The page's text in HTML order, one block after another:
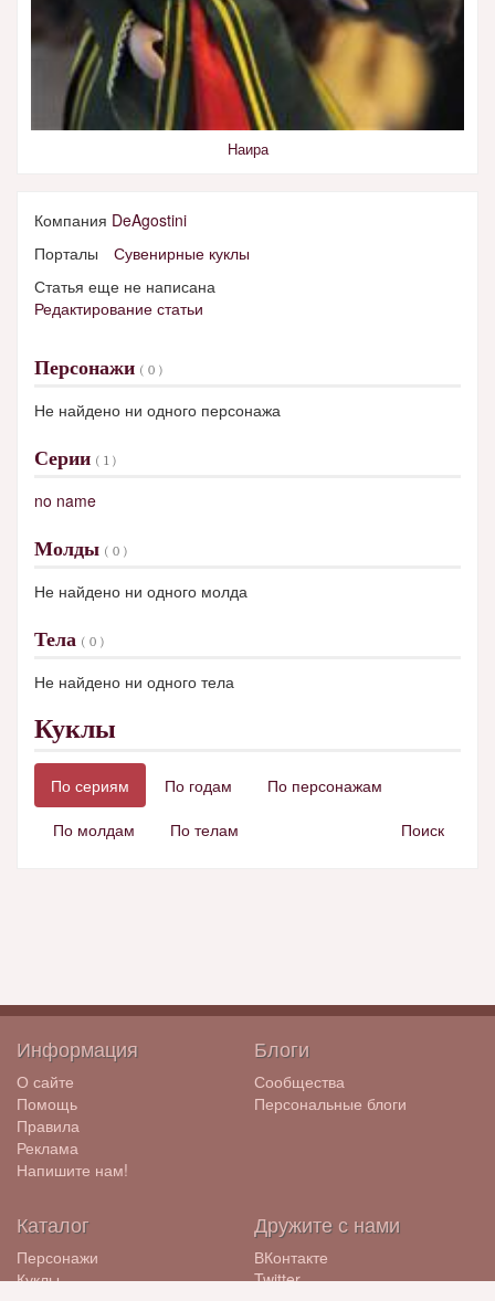
Наира
Компания DeAgostini
Порталы
Сувенирные куклы
Статья еще не написана
Редактирование статьи
Персонажи ( 0 )
Не найдено ни одного персонажа
Серии ( 1 )
no name
Молды ( 0 )
Не найдено ни одного молда
Тела ( 0 )
Не найдено ни одного тела
Куклы
По сериям По годам
По персонажам
По молдам
По телам Поиск
Информация
О сайте
Помощь
Правила
Реклама
Напишите нам!
Блоги
Сообщества
Персональные блоги
Каталог
Персонажи
Куклы
Дружите с нами
ВКонтакте
Twitter